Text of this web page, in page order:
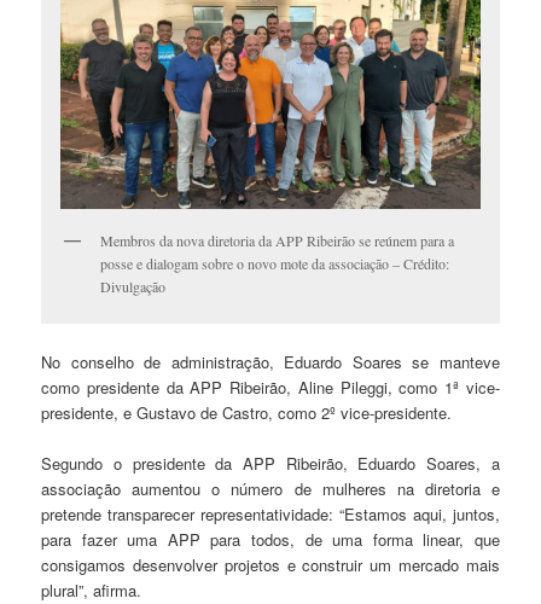
Membros da nova diretoria da APP Ribeirão se reúnem para a
posse e dialogam sobre o novo mote da associação – Crédito:
Divulgação
No conselho de administração, Eduardo Soares se manteve
como presidente da APP Ribeirão, Aline Pileggi, como 1ª vice-
presidente, e Gustavo de Castro, como 2º vice-presidente.
Segundo o presidente da APP Ribeirão, Eduardo Soares, a
associação aumentou o número de mulheres na diretoria e
pretende transparecer representatividade: “Estamos aqui, juntos,
para fazer uma APP para todos, de uma forma linear, que
consigamos desenvolver projetos e construir um mercado mais
plural”, afirma.